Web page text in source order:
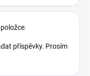
příspěvky. Prosím